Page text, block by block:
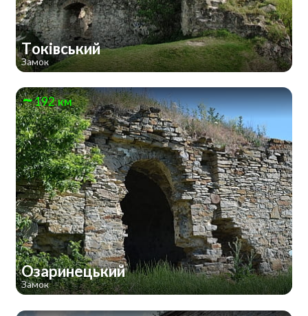
Токівський
Замок
192 км
Озаринецький
Замок